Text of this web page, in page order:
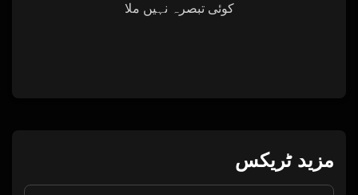
کوئی تبصرہ نہیں ملا
مزید ٹریکس